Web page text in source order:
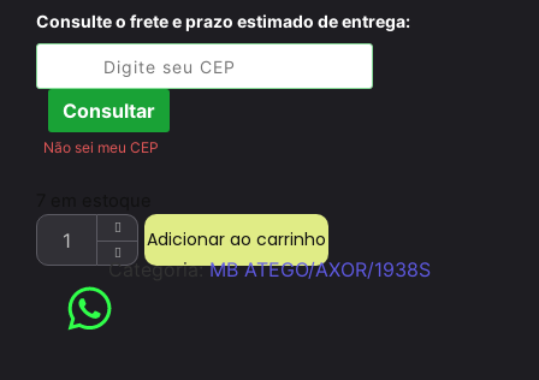
Consulte o frete e prazo estimado de entrega:
Consultar
Não sei meu CEP
Adicionar ao carrinho
Categoria:MB ATEGO/AXOR/1938S